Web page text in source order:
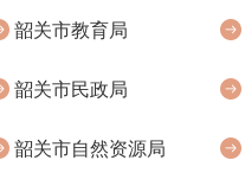
韶关市教育局
韶关市民政局
韶关市自然资源局